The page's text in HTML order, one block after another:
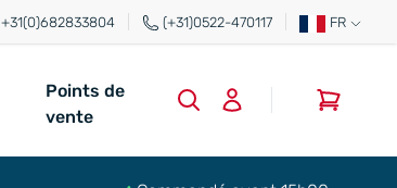
+31(0)682833804 (+31)0522-470117 FR
Points de
vente